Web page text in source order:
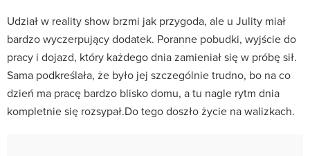
Udział w reality show brzmi jak przygoda, ale u Julity miał
bardzo wyczerpujący dodatek. Poranne pobudki, wyjście do
pracy i dojazd, który każdego dnia zamieniał się w próbę sił.
Sama podkreślała, że było jej szczególnie trudno, bo na co
dzień ma pracę bardzo blisko domu, a tu nagle rytm dnia
kompletnie się rozsypał.Do tego doszło życie na walizkach.